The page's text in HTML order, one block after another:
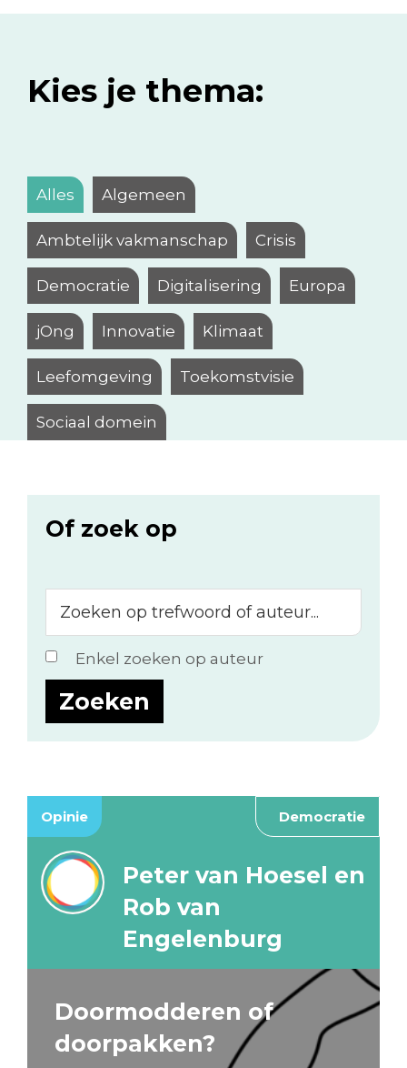
Kies je thema:
Alles Algemeen
Ambtelijk vakmanschap Crisis
Democratie Digitalisering Europa
jOng Innovatie Klimaat
Leefomgeving Toekomstvisie
Sociaal domein
Of zoek op
op
trefwoord
of
auteur...
Enkel zoeken op auteur
Opinie Democratie
Peter van Hoesel en
Rob van
Engelenburg
Doormodderen of
doorpakken?